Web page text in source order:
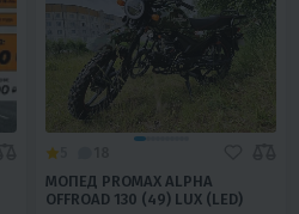
МОПЕД PROMAX ALPHA
OFFROAD 130 (49) LUX (LED)